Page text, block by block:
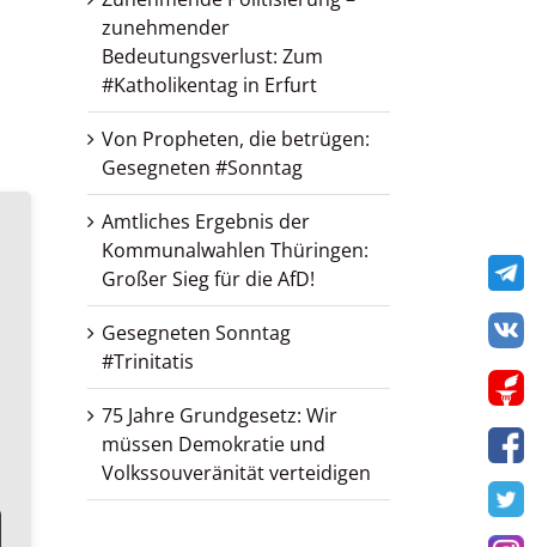
zunehmender
Bedeutungsverlust: Zum
#Katholikentag in Erfurt
Von Propheten, die betrügen:
Gesegneten #Sonntag
Amtliches Ergebnis der
Kommunalwahlen Thüringen:
Großer Sieg für die AfD!
Gesegneten Sonntag
#Trinitatis
75 Jahre Grundgesetz: Wir
müssen Demokratie und
Volkssouveränität verteidigen